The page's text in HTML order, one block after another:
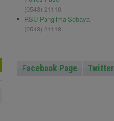
(0543) 21110
RSU Panglima Sebaya
(0543) 21118
Facebook Page Twitter